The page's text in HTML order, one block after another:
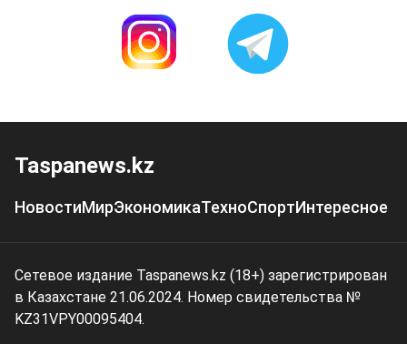
Taspanews.kz
НовостиМирЭкономикаТехноСпортИнтересное
Сетевое издание Taspanews.kz (18+) зарегистрирован
в Казахстане 21.06.2024. Номер свидетельства №
KZ31VPY00095404.